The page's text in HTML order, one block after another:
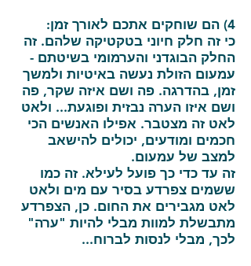
4) הם שוחקים אתכם לאורך זמן:
כי זה חלק חיוני בטקטיקה שלהם. זה
החלק הבוגדני והערמומי בשיטתם -
עמעום הזולת נעשה באיטיות ולמשך
זמן, בהדרגה. פה ושם איזה שקר, פה
ושם איזו הערה נבזית ופוגעת... ולאט
לאט זה מצטבר. אפילו האנשים הכי
חכמים ומודעים, יכולים להישאב
למצב של עמעום.
זה עד כדי כך פועל לעילא. זה כמו
ששמים צפרדע בסיר עם מים ולאט
לאט מגבירים את החום. כן, הצפרדע
מתבשלת למוות מבלי להיות "ערה"
לכך, מבלי לנסות לברוח...